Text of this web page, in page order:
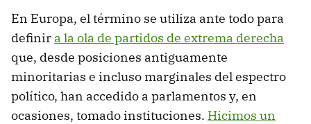
En Europa, el término se utiliza ante todo para
definir a la ola de partidos de extrema derecha
que, desde posiciones antiguamente
minoritarias e incluso marginales del espectro
político, han accedido a parlamentos y, en
ocasiones, tomado instituciones. Hicimos un